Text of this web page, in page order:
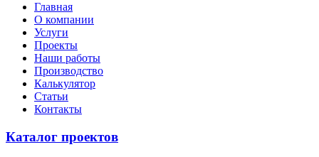
Главная
О компании
Услуги
Проекты
Наши работы
Производство
Калькулятор
Статьи
Контакты
Каталог проектов